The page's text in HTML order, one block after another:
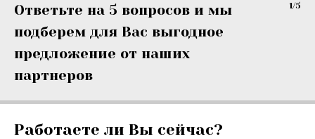
Ответьте на 5 вопросов и мы
подберем для Вас выгодное
предложение от наших
партнеров
1/5
Работаете ли Вы сейчас?